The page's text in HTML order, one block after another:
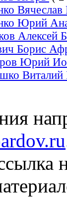
Вячеслав
Юрий
Алексей
Борис
Юрий
Виталий